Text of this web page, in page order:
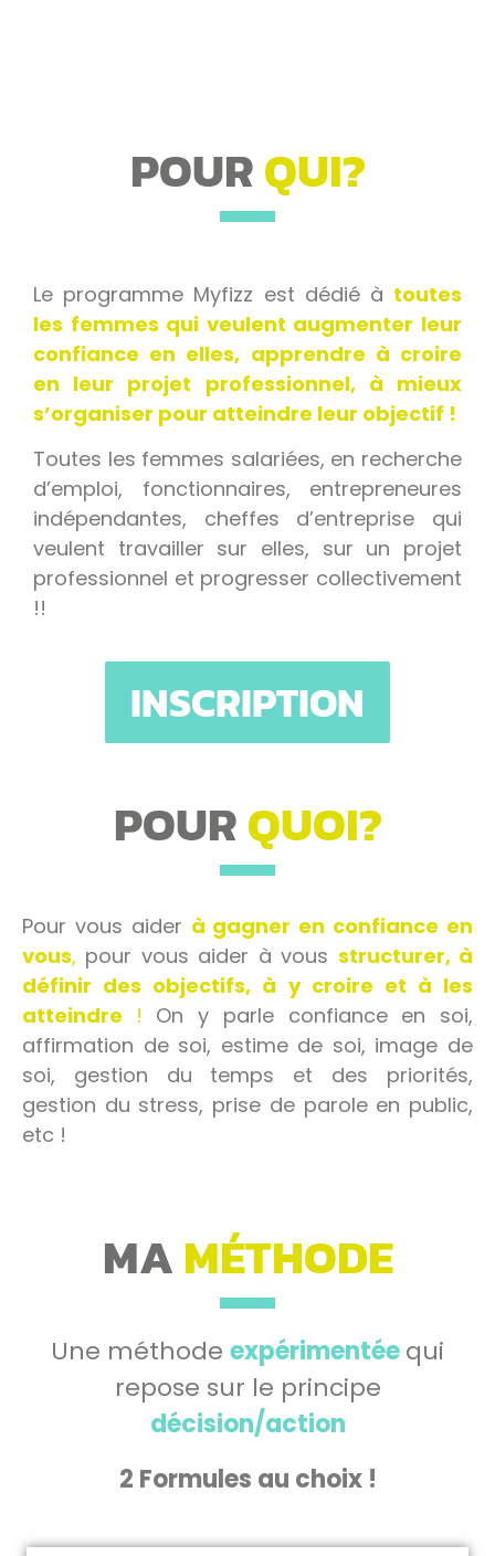
POURQUI?
Le programme Myfizz est dédié à toutes
les femmes qui veulent augmenter leur
confiance en elles, apprendre à croire
en leur projet professionnel, à mieux
s’organiser pour atteindre leur objectif !
Toutes les femmes salariées, en recherche
d’emploi, fonctionnaires, entrepreneures
indépendantes, cheffes d’entreprise qui
veulent travailler sur elles, sur un projet
professionnel et progresser collectivement
!!
INSCRIPTION
POURQUOI?
Pour vous aider à gagner en confiance en
vous, pour vous aider à vous structurer, à
définir des objectifs, à y croire et à les
atteindre ! On y parle confiance en soi,
affirmation de soi, estime de soi, image de
soi, gestion du temps et des priorités,
gestion du stress, prise de parole en public,
etc !
MAMÉTHODE
Une méthode expérimentéequi
repose sur le principe
décision/action
2 Formules au choix !